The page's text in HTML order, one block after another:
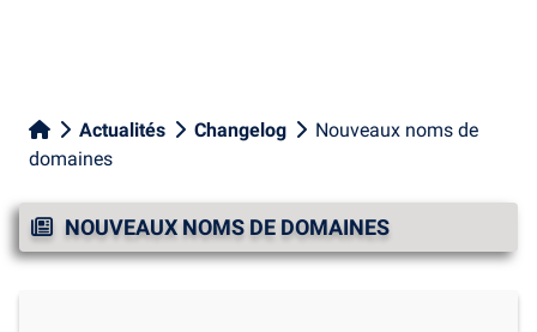
Actualités Changelog
Nouveaux noms de
domaines
NOUVEAUX NOMS DE DOMAINES